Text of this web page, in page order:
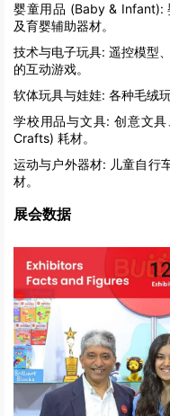
婴童用品 (Baby & Infant):
及育婴辅助器材。
技术与电子玩具: 遥控模型
的互动游戏。
软体玩具与娃娃: 各种毛绒
学校用品与文具: 创意文
Crafts) 耗材。
运动与户外器材: 儿童自行
材。
展会数据